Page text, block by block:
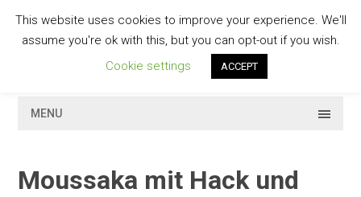
contentGESCHMACKVOLL
MENU
Moussaka mit Hack und
This website uses cookies to improve your experience. We'll
assume you're ok with this, but you can opt-out if you wish.
Cookie settings
ACCEPT